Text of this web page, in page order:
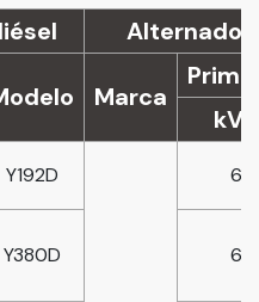
Alternador
Marca
kVA
Y192D 6
Y380D 6